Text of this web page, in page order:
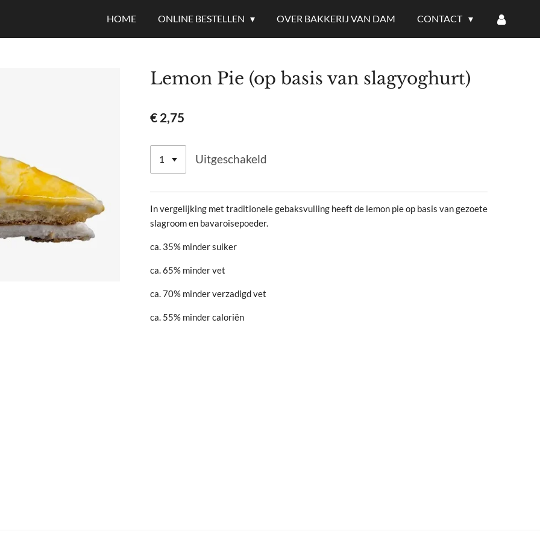
HOME ONLINE BESTELLEN OVER BAKKERIJ VAN DAM CONTACT
Lemon Pie (op basis van slagyoghurt)
€ 2,75
Uitgeschakeld
In vergelijking met traditionele gebaksvulling heeft de lemon pie op basis van gezoete
slagroom en bavaroisepoeder.
ca. 35% minder suiker
ca. 65% minder vet
ca. 70% minder verzadigd vet
ca. 55% minder caloriën